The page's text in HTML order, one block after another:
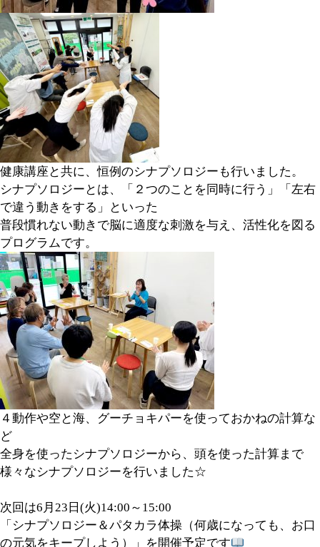
健康講座と共に、恒例のシナプソロジーも行いました。
シナプソロジーとは、「２つのことを同時に行う」「左右
で違う動きをする」といった
普段慣れない動きで脳に適度な刺激を与え、活性化を図る
プログラムです。
４動作や空と海、グーチョキパーを使っておかねの計算な
ど
全身を使ったシナプソロジーから、頭を使った計算まで
様々なシナプソロジーを行いました☆
次回は6月23日(火)14:00～15:00
「シナプソロジー＆パタカラ体操（何歳になっても、お口
の元気をキープしよう）」を開催予定です